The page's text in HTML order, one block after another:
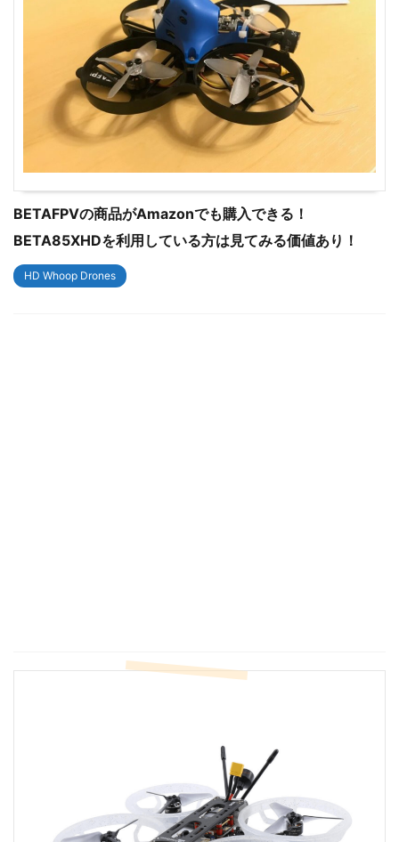
BETAFPVの商品がAmazonでも購入できる！
BETA85XHDを利用している方は見てみる価値あり！
HD Whoop Drones